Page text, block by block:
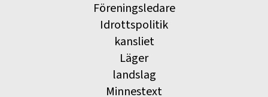
Föreningsledare
Idrottspolitik
kansliet
Läger
landslag
Minnestext